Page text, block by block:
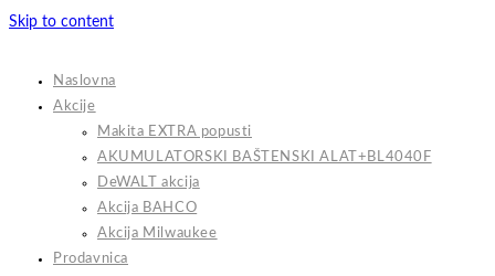
Skip to content
Naslovna
Akcije
Makita EXTRA popusti
AKUMULATORSKI BAŠTENSKI ALAT+BL4040F
DeWALT akcija
Akcija BAHCO
Akcija Milwaukee
Prodavnica